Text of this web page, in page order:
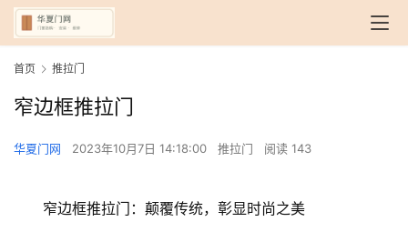
首页 推拉门
窄边框推拉门
华夏门网 2023年10月7日 14:18:00 推拉门 阅读 143
窄边框推拉门：颠覆传统，彰显时尚之美